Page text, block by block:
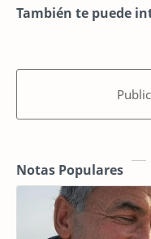
También te puede
Notas Populares